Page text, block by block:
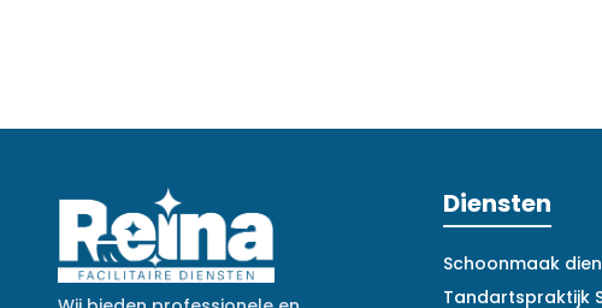
Diensten
Schoonmaak
Tandartspraktijk